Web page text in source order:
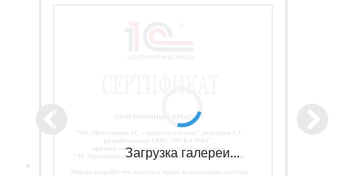
Загрузка галереи...